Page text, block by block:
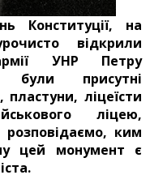
Конституції, на
відкрили
УНР Петру
присутні
ліцеїсти
ліцею,
розповідаємо, ким
цей монумент є